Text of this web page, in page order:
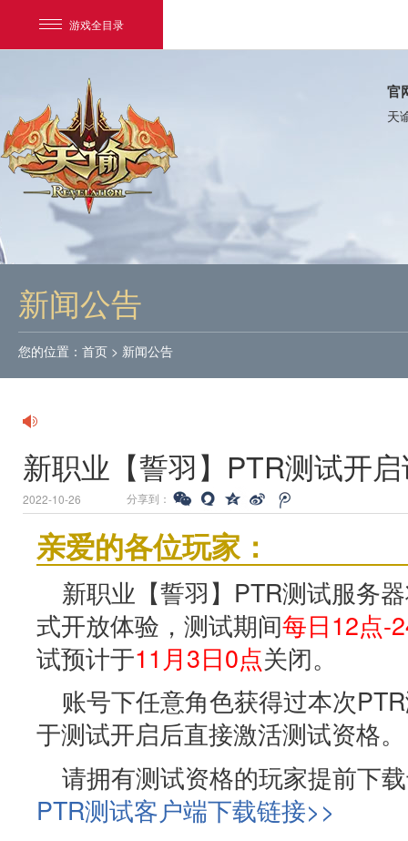
游戏全目录
网易游戏
我的足迹：
官
天
新闻公告
您的位置： 首页 > 新闻公告
新职业【誓羽】PTR测试开
2022-10-26 分享到：
亲爱的各位玩家：
新职业【誓羽】PTR测试服务
式开放体验，测试期间每日12点-
试预计于11月3日0点关闭。
账号下任意角色获得过本次
于测试开启后直接激活测试资格。
请拥有测试资格的玩家提前下
PTR测试客户端下载链接>>